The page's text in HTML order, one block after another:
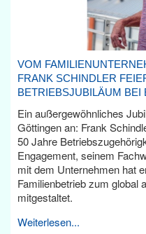
VOM
FRANK SCHINDLER
BETRIEBSJUBILÄUM BEI
Ein außergewöhnliches
Göttingen an: Frank
50 Jahre
Engagement, seinem
mit dem Unternehmen hat
Familienbetrieb zum global
mitgestaltet.
Weiterlesen...